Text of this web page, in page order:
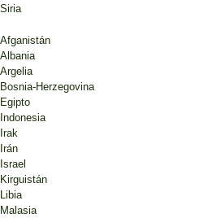
Siria
Afganistán
Albania
Argelia
Bosnia-Herzegovina
Egipto
Indonesia
Irak
Irán
Israel
Kirguistán
Libia
Malasia